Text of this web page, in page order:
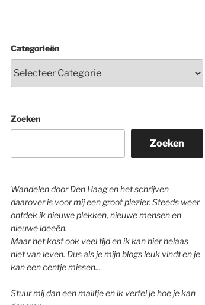
Categorieën
Zoeken
Zoeken
Wandelen door Den Haag en het schrijven
daarover is voor mij een groot plezier. Steeds weer
ontdek ik nieuwe plekken, nieuwe mensen en
nieuwe ideeën.
Maar het kost ook veel tijd en ik kan hier helaas
niet van leven. Dus als je mijn blogs leuk vindt en je
kan een centje missen...
Stuur mij dan een mailtje en ik vertel je hoe je kan